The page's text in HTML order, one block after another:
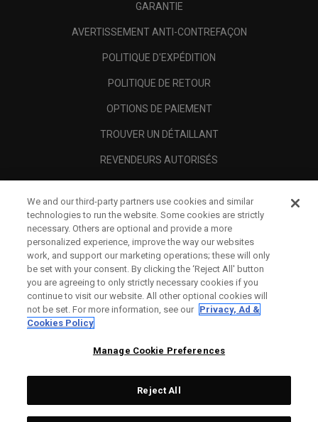
GARANTIE
AVERTISSEMENT ANTI-CONTREFAÇON
POLITIQUE D'EXPÉDITION
POLITIQUE DE RETOUR
OPTIONS DE PAIEMENT
TROUVER UN DÉTAILLANT
REVENDEURS AUTORISÉS
A PROPOS
MENTIONS LÉGALES
We and our third-party partners use cookies and similar
technologies to run the website. Some cookies are strictly
necessary. Others are optional and provide a more
personalized experience, improve the way our websites
work, and support our marketing operations; these will only
be set with your consent. By clicking the ‘Reject All' button
you are agreeing to only strictly necessary cookies if you
continue to visit our website. All other optional cookies will
not be set. For more information, see our Privacy, Ad &
Cookies Policy
Manage Cookie Preferences
Reject All